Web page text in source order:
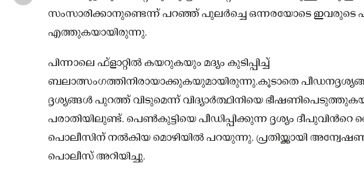
സംസാരിക്കാനുണ്ടെന്ന് പറഞ്ഞ് പുലര്‍ച്ചെ ഒന്നരയോടെ ഇവരുടെ
എത്തുകയായിരുന്നു.
പിന്നാലെ ഫ്‌ളാറ്റില്‍ കയറുകയും മദ്യം കുടിപ്പിച്ച്‌
ബലാത്സംഗത്തിനിരായാക്കുകയുമായിരുന്നു.കൂടാതെ
ദൃശ്യങ്ങള്‍ പുറത്ത് വിടുമെന്ന് വിദ്യാര്‍ത്ഥിനിയെ
പരാതിയിലുണ്ട്. പെണ്‍കുട്ടിയെ പീഡിപ്പിക്കുന്ന ദൃശ്യം
പൊലീസിന് നല്‍കിയ മൊഴിയില്‍ പറയുന്നു. പ്രതിയ്ക്കായി
പൊലീസ് അറിയിച്ചു.